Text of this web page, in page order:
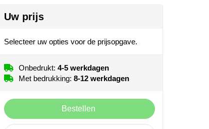
Uw prijs
Selecteer uw opties voor de prijsopgave.
Onbedrukt: 4-5 werkdagen
Met bedrukking: 8-12 werkdagen
Bestellen